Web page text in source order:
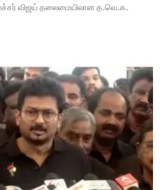
விஜய் தலைமையிலான த.வெ.க.